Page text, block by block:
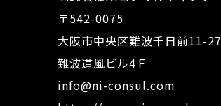
〒542-0075
大阪市中央区難波千日前11-27
難波道風ビル4Ｆ
info@ni-consul.com